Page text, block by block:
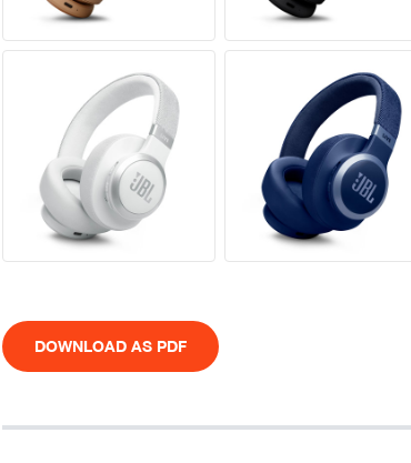
DOWNLOAD AS PDF